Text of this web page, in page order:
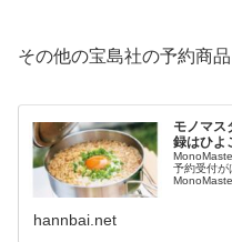
その他の宝島社の予約商品
モノマ
録はひよ
予約受付が
hannbai.net